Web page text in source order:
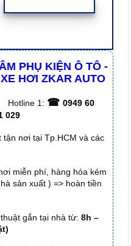
PHỤ KIỆN Ô TÔ -
HƠI ZKAR AUTO
Hotline 1: ☎ 0949 60
029
nơi tại Tp.HCM và các
miễn phí, hàng hóa kém
sản xuất ) => hoàn tiền
gắn tại nhà từ: 8h –